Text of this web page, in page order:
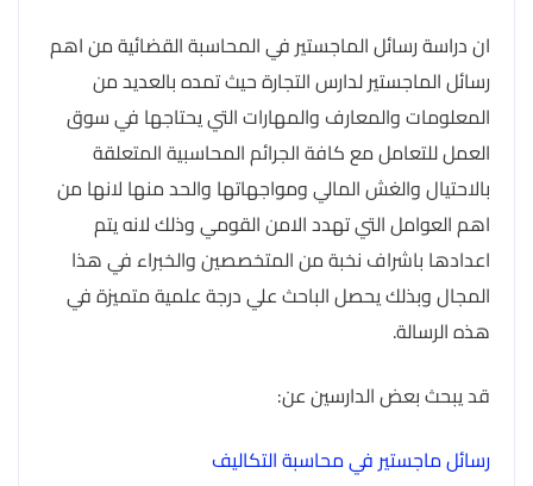
ان دراسة رسائل الماجستير في المحاسبة القضائية من اهم
رسائل الماجستير لدارس التجارة حيث تمده بالعديد من
المعلومات والمعارف والمهارات التي يحتاجها في سوق
العمل للتعامل مع كافة الجرائم المحاسبية المتعلقة
بالاحتيال والغش المالي ومواجهاتها والحد منها لانها من
اهم العوامل التي تهدد الامن القومي وذلك لانه يتم
اعدادها باشراف نخبة من المتخصصين والخبراء في هذا
المجال وبذلك يحصل الباحث علي درجة علمية متميزة في
هذه الرسالة.
قد يبحث بعض الدارسين عن:
رسائل ماجستير في محاسبة التكاليف